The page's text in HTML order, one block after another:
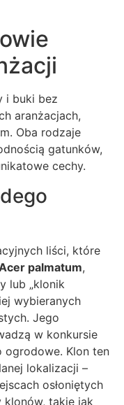
i buki bez
aranżacjach,
Oba rodzaje
gatunków,
cechy.
liści, które
palmatum,
lub „klonik
wybieranych
Jego
w konkursie
ogrodowe. Klon ten
lokalizacji –
osłoniętych
klonów, takie jak